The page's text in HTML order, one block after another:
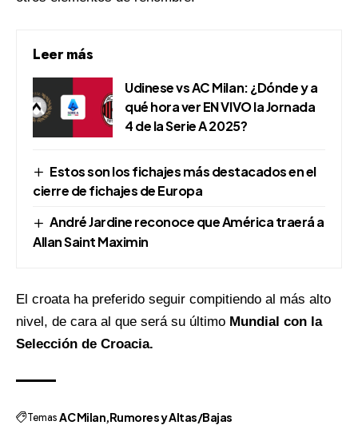
Leer más
Udinese vs AC Milan: ¿Dónde y a
qué hora ver EN VIVO la Jornada
4 de la Serie A 2025?
Estos son los fichajes más destacados en el
cierre de fichajes de Europa
André Jardine reconoce que América traerá a
Allan Saint Maximin
El croata ha preferido seguir compitiendo al más alto
nivel, de cara al que será su último Mundial con la
Selección de Croacia.
TemasAC Milan Rumores y Altas/Bajas